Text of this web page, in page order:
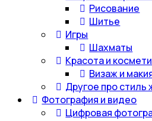
Рисование
Шитье
Игры
Шахматы
Красота и
Визаж и
Другое про стиль
Фотография и видео
Цифровая